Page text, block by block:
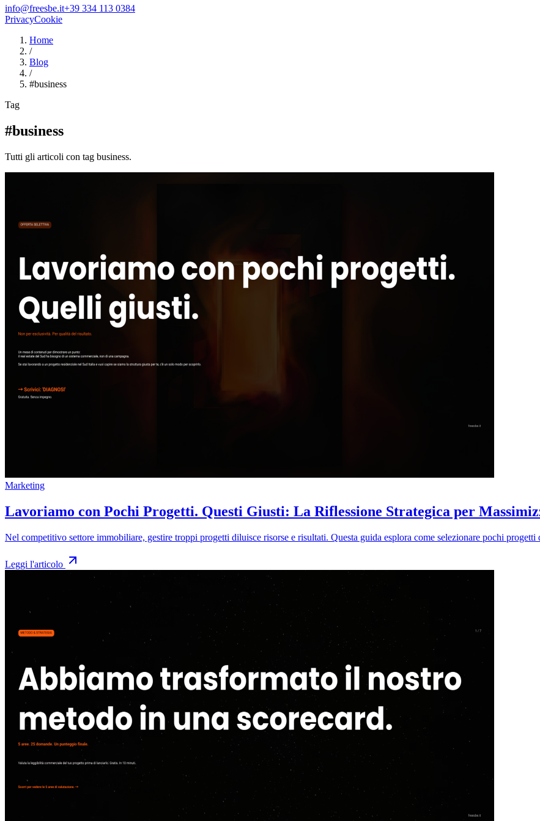
info@freesbe.it+39 334 113 0384
PrivacyCookie
Home
/
Blog
/
#business
Tag
#business
Tutti gli articoli con tag business.
Marketing
Lavoriamo con Pochi Progetti. Questi Giusti: La Riflessione Strategica per
Nel competitivo settore immobiliare, gestire troppi progetti diluisce risorse e risultati. Questa guida esplora come selezionare pochi
Leggi l'articolo